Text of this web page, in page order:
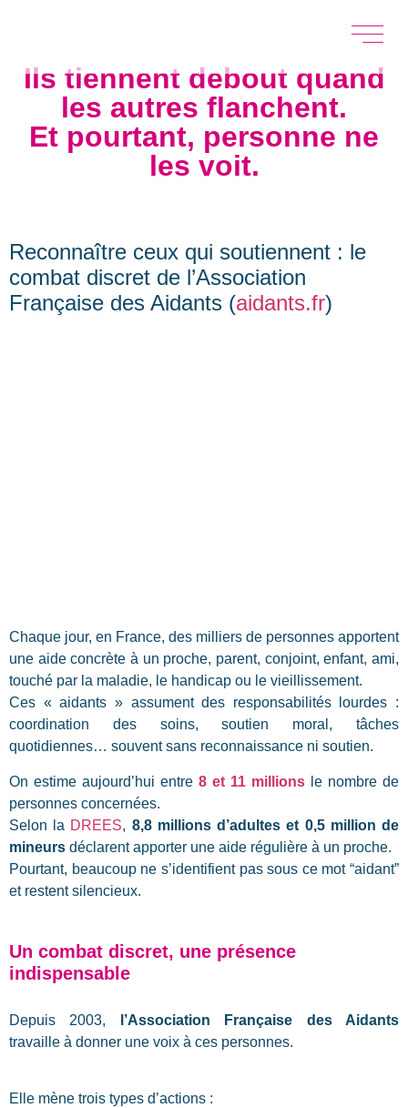
Ils tiennent debout quand
les autres flanchent.
Et pourtant, personne ne
les voit.
Reconnaître ceux qui soutiennent : le
combat discret de l’Association
Française des Aidants (aidants.fr)
Chaque jour, en France, des milliers de personnes apportent
une aide concrète à un proche, parent, conjoint, enfant, ami,
touché par la maladie, le handicap ou le vieillissement.
Ces « aidants » assument des responsabilités lourdes :
coordination des soins, soutien moral, tâches
quotidiennes… souvent sans reconnaissance ni soutien.
On estime aujourd’hui entre 8 et 11 millions le nombre de
personnes concernées.
Selon la DREES, 8,8 millions d’adultes et 0,5 million de
mineurs déclarent apporter une aide régulière à un proche.
Pourtant, beaucoup ne s’identifient pas sous ce mot “aidant”
et restent silencieux.
Un combat discret, une présence
indispensable
Depuis 2003,
l’Association Française des Aidants
travaille à donner une voix à ces personnes.
Elle mène trois types d’actions :